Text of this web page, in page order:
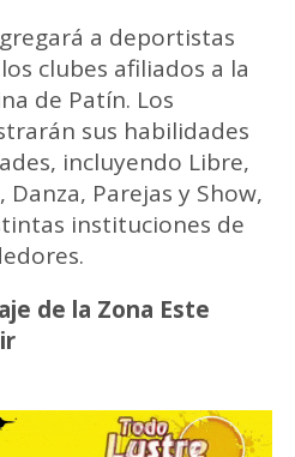
a deportistas
clubes afiliados a la
de Patín. Los
sus habilidades
incluyendo Libre,
Parejas y Show,
instituciones de
de la Zona Este